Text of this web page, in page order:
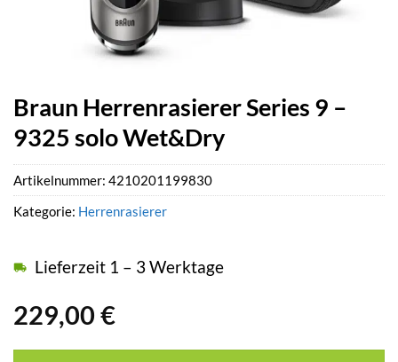
Braun Herrenrasierer Series 9 –
9325 solo Wet&Dry
229,00 €
Lieferzeit 1 – 3 Werktage
Artikelnummer: 4210201199830
Kategorie: Herrenrasierer